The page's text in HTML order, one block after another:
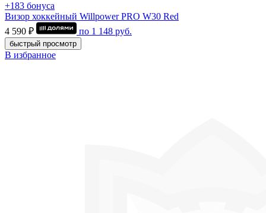
+183 бонуса
Визор хоккейный Willpower PRO W30 Red
4 590 ₽
по 1 148 руб.
быстрый просмотр
В избранное